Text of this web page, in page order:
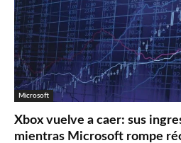
Microsoft
Xbox vuelve a caer: sus
mientras Microsoft rompe